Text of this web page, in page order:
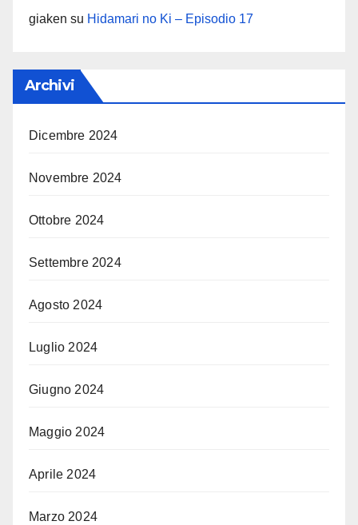
giaken su Hidamari no Ki – Episodio 17
Archivi
Dicembre 2024
Novembre 2024
Ottobre 2024
Settembre 2024
Agosto 2024
Luglio 2024
Giugno 2024
Maggio 2024
Aprile 2024
Marzo 2024